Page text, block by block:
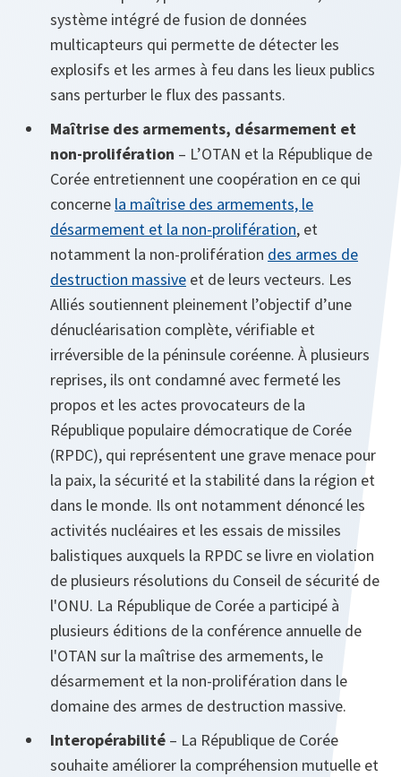
système intégré de fusion de données
multicapteurs qui permette de détecter les
explosifs et les armes à feu dans les lieux publics
sans perturber le flux des passants.
Maîtrise des armements, désarmement et
non-prolifération – L’OTAN et la République de
Corée entretiennent une coopération en ce qui
concerne la maîtrise des armements, le
désarmement et la non-prolifération, et
notamment la non-prolifération des armes de
destruction massive et de leurs vecteurs. Les
Alliés soutiennent pleinement l’objectif d’une
dénucléarisation complète, vérifiable et
irréversible de la péninsule coréenne. À plusieurs
reprises, ils ont condamné avec fermeté les
propos et les actes provocateurs de la
République populaire démocratique de Corée
(RPDC), qui représentent une grave menace pour
la paix, la sécurité et la stabilité dans la région et
dans le monde. Ils ont notamment dénoncé les
activités nucléaires et les essais de missiles
balistiques auxquels la RPDC se livre en violation
de plusieurs résolutions du Conseil de sécurité de
l'ONU. La République de Corée a participé à
plusieurs éditions de la conférence annuelle de
l'OTAN sur la maîtrise des armements, le
désarmement et la non-prolifération dans le
domaine des armes de destruction massive.
Interopérabilité – La République de Corée
souhaite améliorer la compréhension mutuelle et